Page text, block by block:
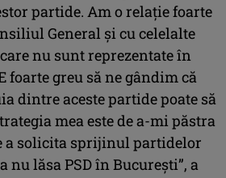
partide. Am o relaţie foarte
General şi cu celelalte
nu sunt reprezentate în
foarte greu să ne gândim că
dintre aceste partide poate să
mea este de a-mi păstra
a solicita sprijinul partidelor
nu lăsa PSD în Bucureşti”, a